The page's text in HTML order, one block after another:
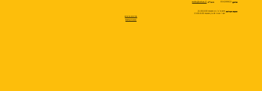
webs@cet.ac.il דוא״ל: 03-6200622 טלפון:
ימים א׳-ה׳ בין השעות 21:00-8:00
יום ו׳ וערבי חג בין השעות 13:00-8:00
שעות פעילות:
מדיניות פרטיות
הצהרת נגישות